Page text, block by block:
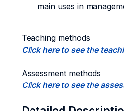
main uses in
Teaching methods
Click here to see the
Assessment methods
Click here to see the